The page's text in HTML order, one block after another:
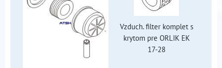
Vzduch. filter komplet s
krytom pre ORLIK EK
17-28